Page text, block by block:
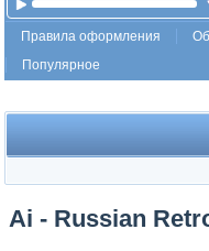
Правила оформления
Популярное
Ai - Russian